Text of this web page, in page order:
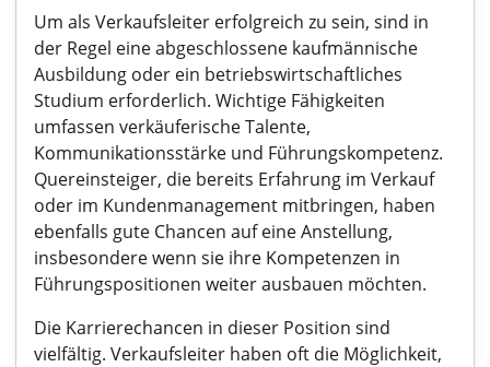
Um als Verkaufsleiter erfolgreich zu sein, sind in
der Regel eine abgeschlossene kaufmännische
Ausbildung oder ein betriebswirtschaftliches
Studium erforderlich. Wichtige Fähigkeiten
umfassen verkäuferische Talente,
Kommunikationsstärke und Führungskompetenz.
Quereinsteiger, die bereits Erfahrung im Verkauf
oder im Kundenmanagement mitbringen, haben
ebenfalls gute Chancen auf eine Anstellung,
insbesondere wenn sie ihre Kompetenzen in
Führungspositionen weiter ausbauen möchten.
Die Karrierechancen in dieser Position sind
vielfältig. Verkaufsleiter haben oft die Möglichkeit,